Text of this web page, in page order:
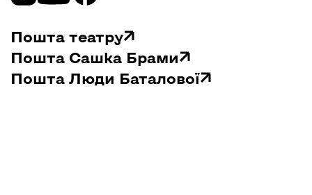
Пошта театру
Пошта Сашка Брами
Пошта Люди Баталової